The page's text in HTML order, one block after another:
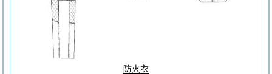
防火衣